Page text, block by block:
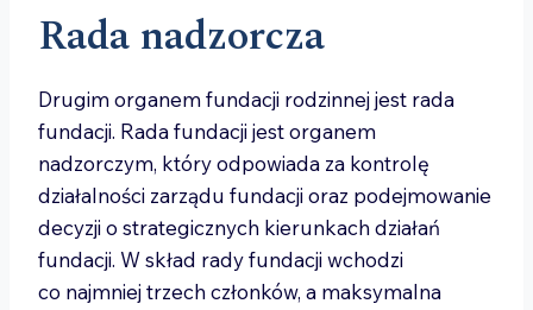
Rada nadzorcza
Drugim organem fundacji rodzinnej jest rada
fundacji. Rada fundacji jest organem
nadzorczym, który odpowiada za kontrolę
działalności zarządu fundacji oraz podejmowanie
decyzji o strategicznych kierunkach działań
fundacji. W skład rady fundacji wchodzi
co najmniej trzech członków, a maksymalna